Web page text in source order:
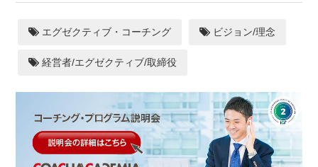
エグゼクティブ・コーチング ビジョン/理念
経営者/エグゼクティブ/取締役